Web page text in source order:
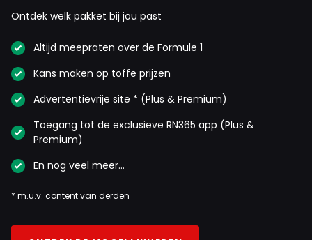
Ontdek welk pakket bij jou past
Altijd meepraten over de Formule 1
Kans maken op toffe prijzen
Advertentievrije site * (Plus & Premium)
Toegang tot de exclusieve RN365 app (Plus &
Premium)
En nog veel meer…
* m.u.v. content van derden